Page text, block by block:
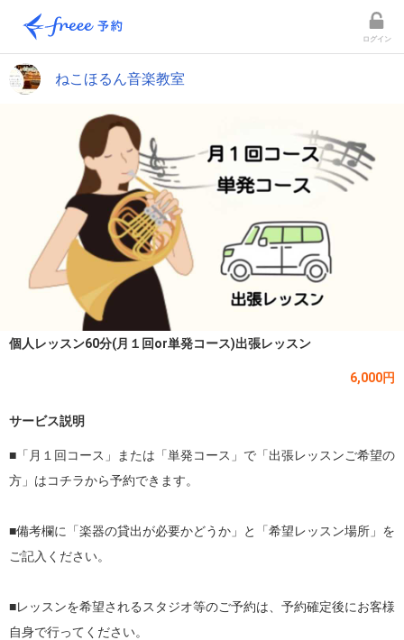
ログイン
ねこほるん音楽教室
個人レッスン60分(月１回or単発コース)出張レッスン
6,000円
サービス説明
■「月１回コース」または「単発コース」で「出張レッスンご希望の
方」はコチラから予約できます。
■備考欄に「楽器の貸出が必要かどうか」と「希望レッスン場所」を
ご記入ください。
■レッスンを希望されるスタジオ等のご予約は、予約確定後にお客様
自身で行ってください。